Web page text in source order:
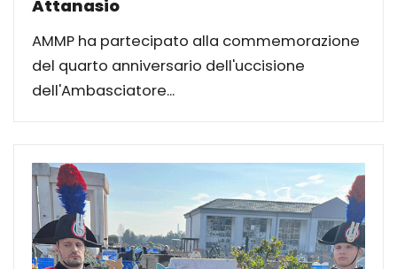
Attanasio
AMMP ha partecipato alla commemorazione
del quarto anniversario dell'uccisione
dell'Ambasciatore...